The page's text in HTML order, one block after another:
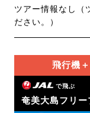
ツアー情報なし（
ださい。）
飛行機
で飛ぶ
奄美大島フリー